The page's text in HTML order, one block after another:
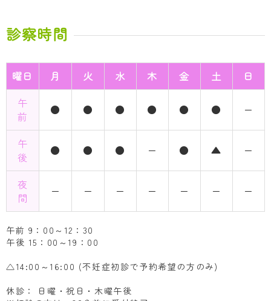
診察時間
曜日 月 火 水 木 金 土
日
午
前
● ● ● ● ● ● ー
午
後
● ● ● ー ● ▲ ー
夜
間
ー ー ー ー ー ー ー
午前 9：00～12：30
午後 15：00～19：00
△14:00～16:00 (不妊症初診で予約希望の方のみ)
休診： 日曜・祝日・木曜午後